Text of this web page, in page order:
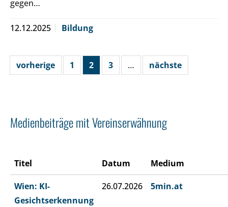
gegen…
12.12.2025 Bildung
vorherige 1 2 3 … nächste
Medienbeiträge mit Vereinserwähnung
Titel Datum Medium
Wien: KI-
Gesichtserkennung
26.07.2026 5min.at